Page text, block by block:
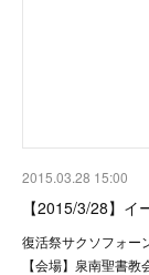
2015.03.28 15:00
【2015/3/28】イ
復活祭サクソフォ
【会場】泉南聖書